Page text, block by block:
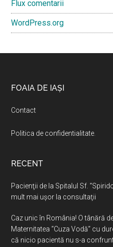
Flux comentarii
WordPress.org
Footer
FOAIA DE IAȘI
Contact
Politica de confidentialitate
RECENT
Pacienţii de la Spitalul Sf.
mult mai uşor la consultaţii
Caz unic în România! O tânără
Maternitatea “Cuza Vodă” cu
că nicio pacientă nu s-a